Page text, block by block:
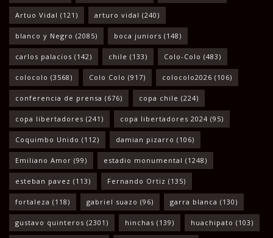
Artuo Vidal (121) arturo vidal (240)
blanco y Negro (2085) boca juniors (148)
carlos palacios (142) chile (133) Colo-Colo (483)
colocolo (3568) Colo Colo (917) colocolo2026 (106)
conferencia de prensa (676) copa chile (224)
copa libertadores (241) copa libertadores 2024 (95)
Coquimbo Unido (112) damian pizarro (106)
Emiliano Amor (99) estadio monumental (1248)
esteban pavez (113) Fernando Ortiz (135)
fortaleza (118) gabriel suazo (96) garra blanca (130)
gustavo quinteros (2301) hinchas (139) huachipato (103)